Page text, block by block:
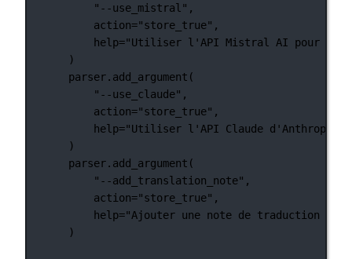
"--use_mistral" ,
action="store_true" ,
help="Utiliser l'API Mistral AI pour la
)
parser.add_argument(
"--use_claude" ,
action="store_true" ,
help="Utiliser l'API Claude d'Anthropic
)
parser.add_argument(
"--add_translation_note" ,
action="store_true" ,
help="Ajouter une note de traduction au
)